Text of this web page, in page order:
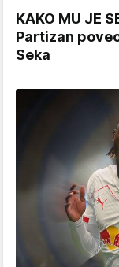
KAKO MU JE
Partizan
Seka